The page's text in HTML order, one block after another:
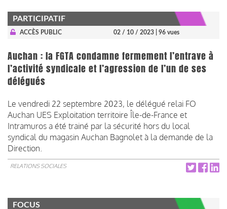
PARTICIPATIF
ACCÈS PUBLIC 02 / 10 / 2023 | 96 vues
Auchan : la FGTA condamne fermement l’entrave à
l’activité syndicale et l’agression de l’un de ses
délégués
Le vendredi 22 septembre 2023, le délégué relai FO
Auchan UES Exploitation territoire Île-de-France et
Intramuros a été trainé par la sécurité hors du local
syndical du magasin Auchan Bagnolet à la demande de la
Direction.
RELATIONS SOCIALES
FOCUS